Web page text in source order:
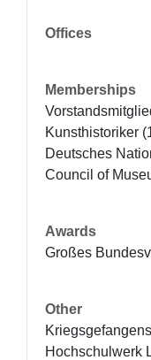
Offices
Memberships
Kunsthistoriker
Deutsches
Council of
Awards
Großes
Other
Hochschulwerk